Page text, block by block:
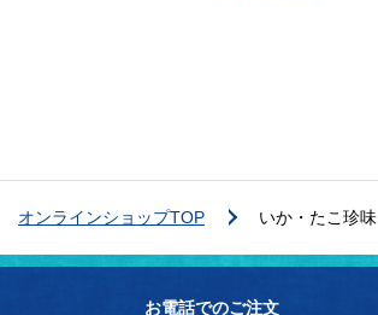
オンラインショップTOP いか・たこ珍味
お電話でのご注文